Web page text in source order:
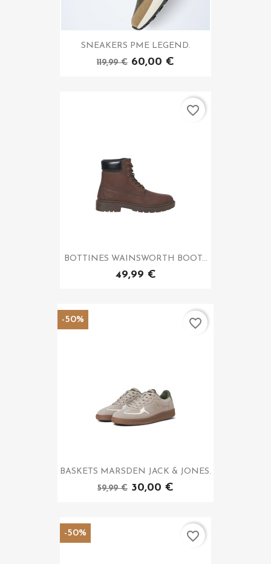
SNEAKERS PME LEGEND.
119,99 € 60,00 €
BOTTINES WAINSWORTH BOOT...
49,99 €
favorite_border
BASKETS MARSDEN JACK & JONES.
59,99 € 30,00 €
-50% favorite_border
-50% favorite_border